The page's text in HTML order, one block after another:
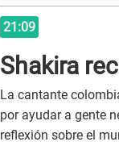
21:09
Shakira
La cantante
por ayudar a gente
reflexión sobre el